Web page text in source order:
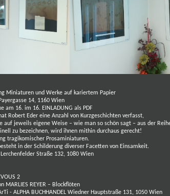
Miniaturen und Werke auf kariertem Papier
14, 1160 Wien
am 16. im 16. EINLADUNG als PDF
Robert Eder eine Anzahl von Kurzgeschichten verfasst,
auf jeweils eigene Weise – wie man so schön sagt – aus der
zu bezeichnen, wird ihnen mithin durchaus gerecht!
tragikomischer Prosaminiaturen.
in der Schilderung diverser Facetten von Einsamkeit.
Straße 132, 1080 Wien
2
MARLIES REYER – Blockflöten
- ALPHA BUCHHANDEL Wiedner Hauptstraße 131, 1050 Wien